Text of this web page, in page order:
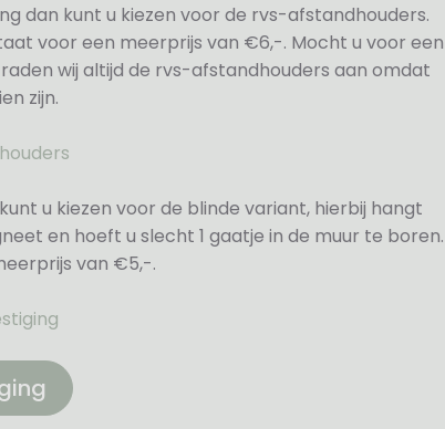
dan kunt u kiezen voor de rvs-afstandhouders.
voor een meerprijs van €6,-. Mocht u voor een
wij altijd de rvs-afstandhouders aan omdat
zijn.
u kiezen voor de blinde variant, hierbij hangt
en hoeft u slecht 1 gaatje in de muur te boren.
van €5,-.